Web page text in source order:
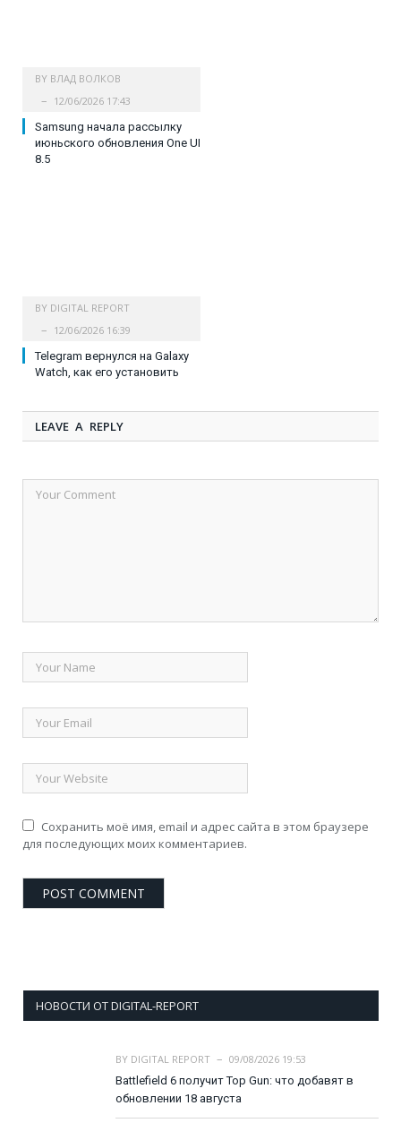
BY ВЛАД ВОЛКОВ
12/06/2026 17:43
Samsung начала рассылку
июньского обновления One UI
8.5
BY DIGITAL REPORT
12/06/2026 16:39
Telegram вернулся на Galaxy
Watch, как его установить
LEAVE A REPLY
Сохранить моё имя, email и адрес сайта в этом браузере
для последующих моих комментариев.
НОВОСТИ ОТ DIGITAL-REPORT
BY DIGITAL REPORT
09/08/2026 19:53
Battlefield 6 получит Top Gun: что добавят в
обновлении 18 августа